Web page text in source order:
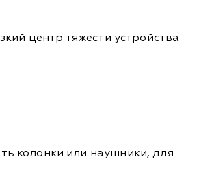
центр тяжести устройства
колонки или наушники, для